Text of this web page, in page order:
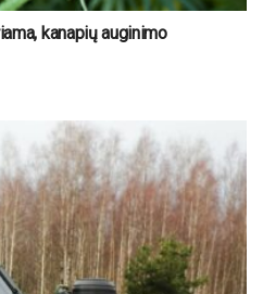
kanapių auginimo